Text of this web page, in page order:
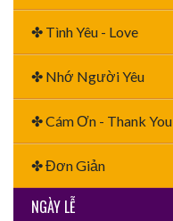
✤ Tình Yêu - Love
✤ Nhớ Người Yêu
✤ Cám Ơn - Thank You
✤ Đơn Giản
NGÀY LỄ